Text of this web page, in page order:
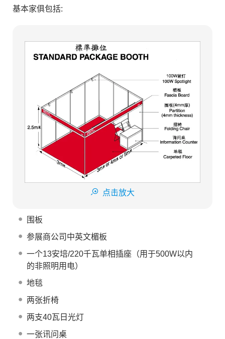
基本家俱包括:
点击放大
围板
参展商公司中英文楣板
一个13安培/220千瓦单相插座（用于500W以内
的非照明用电）
地毯
两张折椅
两支40瓦日光灯
一张讯问桌